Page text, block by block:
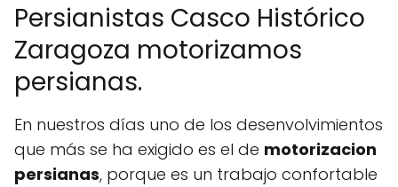
Persianistas Casco Histórico
Zaragoza motorizamos
persianas.
En nuestros días uno de los desenvolvimientos
que más se ha exigido es el de motorizacion
persianas, porque es un trabajo confortable